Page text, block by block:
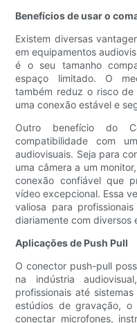
Benefícios de usar o
Existem diversas
em equipamentos
é o seu tamanho
espaço limitado. O
também reduz o risco
uma conexão estável e
Outro benefício do
compatibilidade com
audiovisuais. Seja para
uma câmera a um
conexão confiável que
vídeo excepcional. Essa
valiosa para
diariamente com diversos
Aplicações de Push Pull
O conector push-pull
na indústria
profissionais até
estúdios de gravação,
conectar microfones,